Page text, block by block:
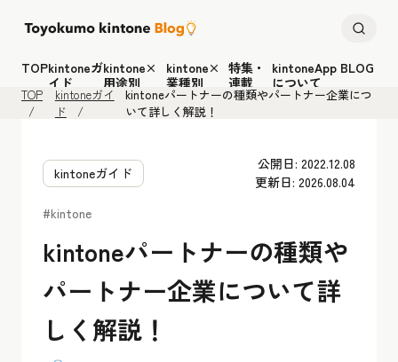
TOPkintoneガ
イド
kintone×
用途別
kintone×
業種別
特集・
連載
kintoneApp BLOG
について
TOP
kintoneガイ
ド
kintoneパートナーの種類やパートナー企業につ
いて詳しく解説！
kintoneガイド
公開日: 2022.12.08
更新日: 2026.08.04
#kintone
kintoneパートナーの種類や
パートナー企業について詳
しく解説！